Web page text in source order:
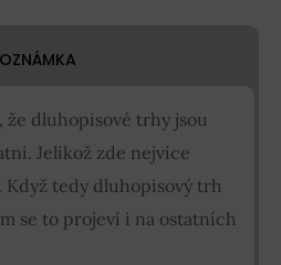
že dluhopisové trhy jsou
Jelikož zde nejvíce
Když tedy dluhopisový trh
se to projeví i na ostatních